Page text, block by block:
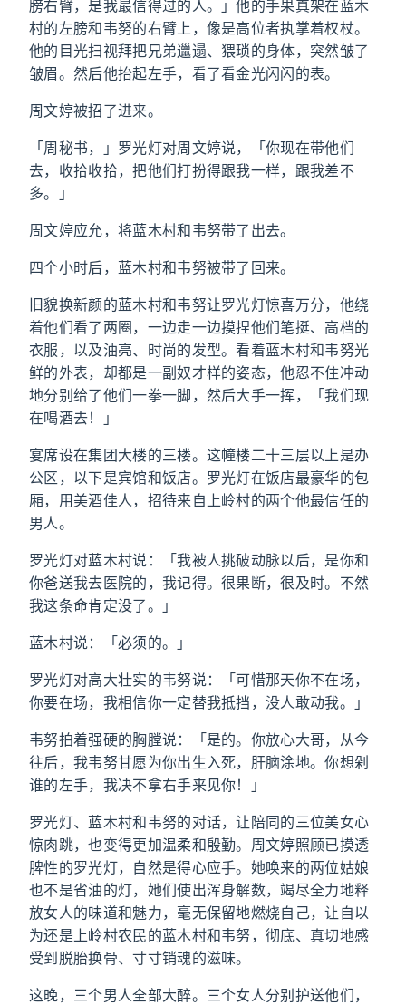
膀右臂，是我最信得过的人。」他的手果真架在蓝木
村的左膀和韦努的右臂上，像是高位者执掌着权杖。
他的目光扫视拜把兄弟邋遢、猥琐的身体，突然皱了
皱眉。然后他抬起左手，看了看金光闪闪的表。
周文婷被招了进来。
「周秘书，」罗光灯对周文婷说，「你现在带他们
去，收拾收拾，把他们打扮得跟我一样，跟我差不
多。」
周文婷应允，将蓝木村和韦努带了出去。
四个小时后，蓝木村和韦努被带了回来。
旧貌换新颜的蓝木村和韦努让罗光灯惊喜万分，他绕
着他们看了两圈，一边走一边摸捏他们笔挺、高档的
衣服，以及油亮、时尚的发型。看着蓝木村和韦努光
鲜的外表，却都是一副奴才样的姿态，他忍不住冲动
地分别给了他们一拳一脚，然后大手一挥，「我们现
在喝酒去！」
宴席设在集团大楼的三楼。这幢楼二十三层以上是办
公区，以下是宾馆和饭店。罗光灯在饭店最豪华的包
厢，用美酒佳人，招待来自上岭村的两个他最信任的
男人。
罗光灯对蓝木村说：「我被人挑破动脉以后，是你和
你爸送我去医院的，我记得。很果断，很及时。不然
我这条命肯定没了。」
蓝木村说：「必须的。」
罗光灯对高大壮实的韦努说：「可惜那天你不在场，
你要在场，我相信你一定替我抵挡，没人敢动我。」
韦努拍着强硬的胸膛说：「是的。你放心大哥，从今
往后，我韦努甘愿为你出生入死，肝脑涂地。你想剁
谁的左手，我决不拿右手来见你！」
罗光灯、蓝木村和韦努的对话，让陪同的三位美女心
惊肉跳，也变得更加温柔和殷勤。周文婷照顾已摸透
脾性的罗光灯，自然是得心应手。她唤来的两位姑娘
也不是省油的灯，她们使出浑身解数，竭尽全力地释
放女人的味道和魅力，毫无保留地燃烧自己，让自以
为还是上岭村农民的蓝木村和韦努，彻底、真切地感
受到脱胎换骨、寸寸销魂的滋味。
这晚，三个男人全部大醉。三个女人分别护送他们，